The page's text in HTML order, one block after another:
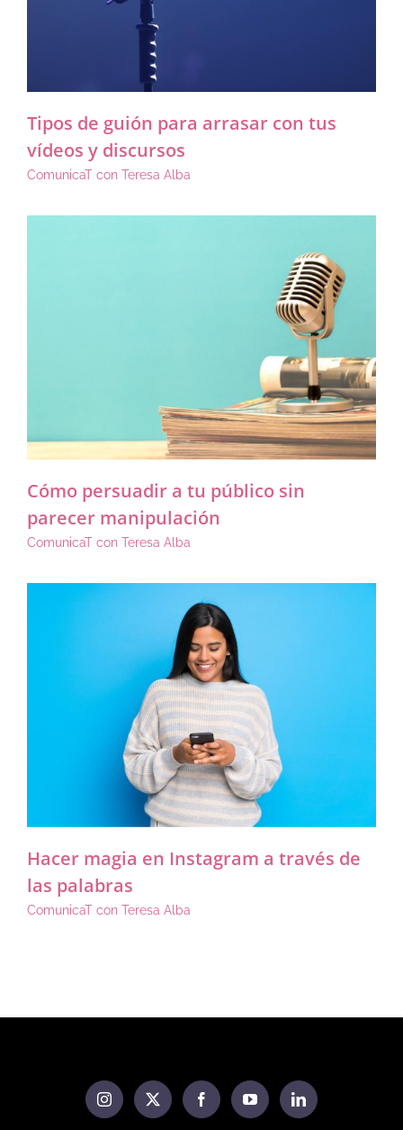
Tipos de guión para arrasar con tus
vídeos y discursos
ComunicaT con Teresa Alba
Cómo persuadir a tu público sin
parecer manipulación
ComunicaT con Teresa Alba
Hacer magia en Instagram a través de
las palabras
ComunicaT con Teresa Alba